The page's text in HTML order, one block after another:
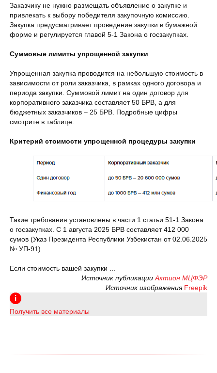
Заказчику не нужно размещать объявление о закупке и
привлекать к выбору победителя закупочную комиссию.
Закупка предусматривает проведение закупки в бумажной
форме и регулируется главой 5-1 Закона о госзакупках.
Суммовые лимиты упрощенной закупки
Упрощенная закупка проводится на небольшую стоимость в
зависимости от роли заказчика, в рамках одного договора и
периода закупки. Суммовой лимит на один договор для
корпоративного заказчика составляет 50 БРВ, а для
бюджетных заказчиков – 25 БРВ. Подробные цифры
смотрите в таблице.
Критерий стоимости упрощенной процедуры закупки
Такие требования установлены в части 1 статьи 51-1 Закона
о госзакупках. С 1 августа 2025 БРВ составляет 412 000
сумов (Указ Президента Республики Узбекистан от 02.06.2025
№ УП-91).
Если стоимость вашей закупки ...
Источник публикации Актион МЦФЭР
Источник изображения Freepik
Получить все материалы